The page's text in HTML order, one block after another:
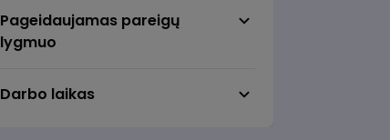
turtas
Sveikata / Medicina /
Teisė
Birštonas
Druskininkai
Pageidaujamas pareigų
lygmuo
Darbo laikas